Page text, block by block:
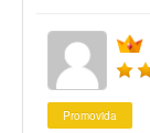
Promovida